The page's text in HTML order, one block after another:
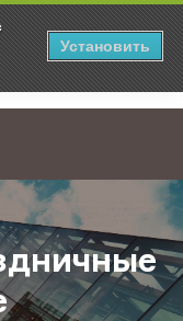
Установить
и праздничные дни в